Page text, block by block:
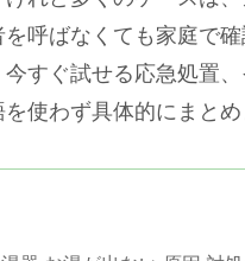
を呼ばなくても家庭で
今すぐ試せる応急処置
使わず具体的にまとめ